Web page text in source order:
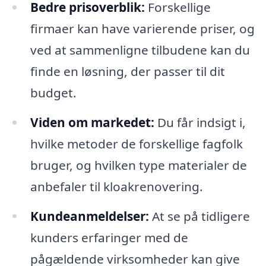
Bedre prisoverblik: Forskellige
firmaer kan have varierende priser, og
ved at sammenligne tilbudene kan du
finde en løsning, der passer til dit
budget.
Viden om markedet: Du får indsigt i,
hvilke metoder de forskellige fagfolk
bruger, og hvilken type materialer de
anbefaler til kloakrenovering.
Kundeanmeldelser: At se på tidligere
kunders erfaringer med de
pågældende virksomheder kan give